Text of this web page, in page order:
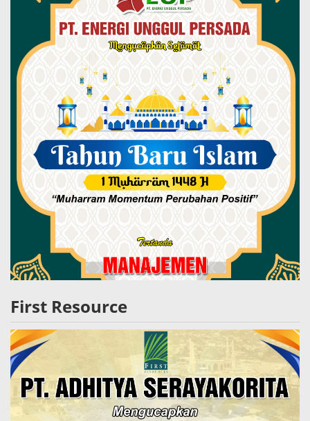
First Resource